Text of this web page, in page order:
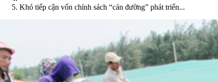
Khó tiếp cận vốn chính sách “cản đường” phát triển...